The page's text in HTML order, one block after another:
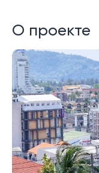
О проекте